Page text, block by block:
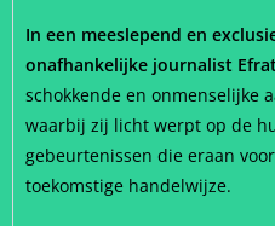
In een meeslepend en
onafhankelijke journalist
schokkende en onmenselijke
waarbij zij licht werpt op de
gebeurtenissen die eraan
toekomstige handelwijze.